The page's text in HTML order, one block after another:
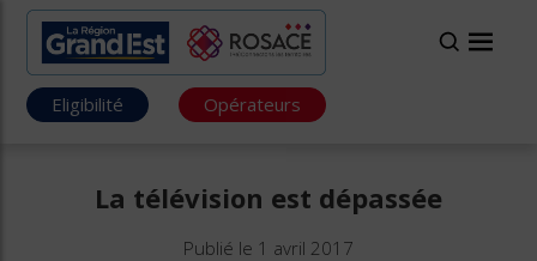
Eligibilité Opérateurs
La télévision est dépassée
Publié le 1 avril 2017